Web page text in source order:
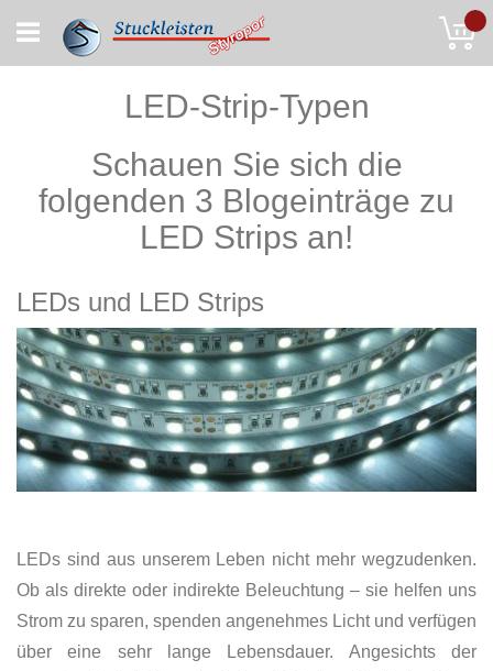
to
Content
LED-Strip-Typen
Schauen Sie sich die
folgenden 3 Blogeinträge zu
LED Strips an!
LEDs und LED Strips
LEDs sind aus unserem Leben nicht mehr wegzudenken.
Ob als direkte oder indirekte Beleuchtung – sie helfen uns
Strom zu sparen, spenden angenehmes Licht und verfügen
über eine sehr lange Lebensdauer. Angesichts der